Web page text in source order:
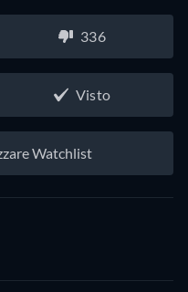
336
Visto
Watchlist